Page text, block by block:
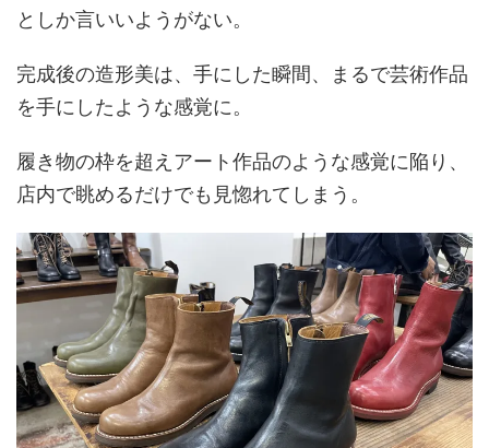
としか言いいようがない。
完成後の造形美は、手にした瞬間、まるで芸術作品
を手にしたような感覚に。
履き物の枠を超えアート作品のような感覚に陥り、
店内で眺めるだけでも見惚れてしまう。